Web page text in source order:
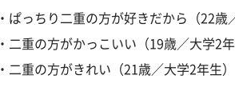
・ぱっちり二重の方が好きだから（22歳
・二重の方がかっこいい（19歳／大学2年
・二重の方がきれい（21歳／大学2年生）